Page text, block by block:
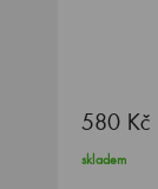
580 Kč
skladem